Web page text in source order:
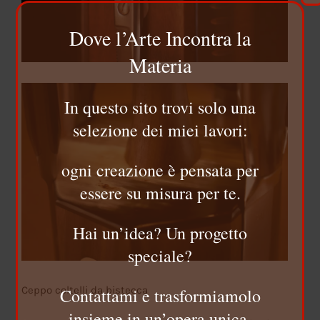
Ceppo coltelli da bistecca
Dove l’Arte Incontra la
Materia
In questo sito trovi solo una
selezione dei miei lavori:
ogni creazione è pensata per
essere su misura per te.
Hai un’idea? Un progetto
speciale?
Contattami e trasformiamolo